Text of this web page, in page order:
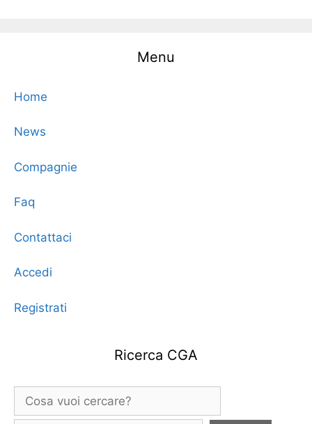
Menu
Home
News
Compagnie
Faq
Contattaci
Accedi
Registrati
Ricerca CGA